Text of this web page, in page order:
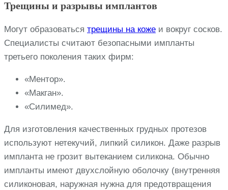
Трещины и разрывы имплантов
Могут образоваться трещины на коже и вокруг сосков.
Специалисты считают безопасными импланты
третьего поколения таких фирм:
«Ментор».
«Макган».
«Силимед».
Для изготовления качественных грудных протезов
используют нетекучий, липкий силикон. Даже разрыв
импланта не грозит вытеканием силикона. Обычно
импланты имеют двухслойную оболочку (внутренняя
силиконовая, наружная нужна для предотвращения